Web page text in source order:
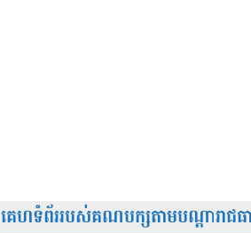
គេហទំព័ររបស់គណបក្សតាមបណ្តារាជធា